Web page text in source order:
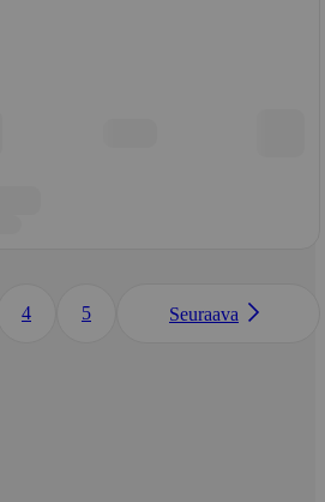
4 5 Seuraava